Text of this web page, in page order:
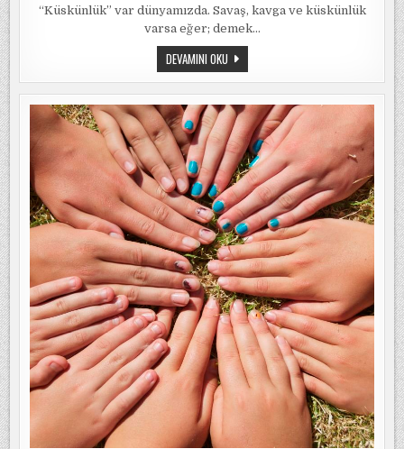
“Küskünlük” var dünyamızda. Savaş, kavga ve küskünlük
varsa eğer; demek…
DEVAMINI OKUYURTTA
SULH,
CIHANDA
SULH